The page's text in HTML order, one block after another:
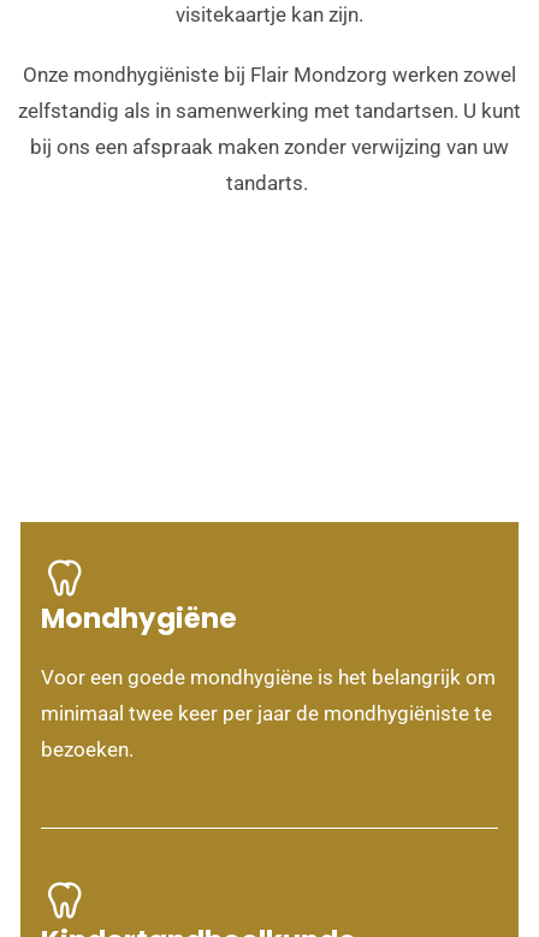
visitekaartje kan zijn.
Onze mondhygiëniste bij Flair Mondzorg werken zowel
zelfstandig als in samenwerking met tandartsen. U kunt
bij ons een afspraak maken zonder verwijzing van uw
tandarts.
Mondhygiëne
Voor een goede mondhygiëne is het belangrijk om
minimaal twee keer per jaar de mondhygiëniste te
bezoeken.